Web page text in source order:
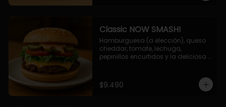
Classic NOW SMASH!
Hamburguesa (a elección), queso
cheddar, tomate, lechuga,
pepinillos encurtidos y la deliciosa
$9.490